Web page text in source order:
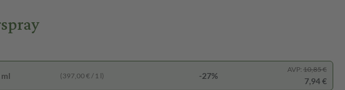
ml (397,00 € / 1 l) -27%
AVP: 10,85 €
7,94 €